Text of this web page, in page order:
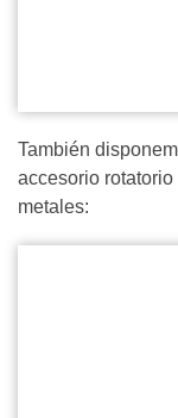
También
accesorio
metales: